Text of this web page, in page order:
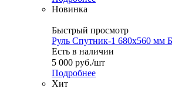
Новинка
Быстрый просмотр
Руль Спутник-1 680x560 мм
Есть в наличии
5 000 руб./шт
Подробнее
Хит